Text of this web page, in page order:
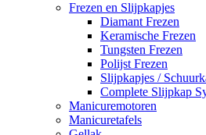
Frezen en Slijpkapjes
Diamant Frezen
Keramische Frezen
Tungsten Frezen
Polijst Frezen
Slijpkapjes /
Complete Slijpkap
Manicuremotoren
Manicuretafels